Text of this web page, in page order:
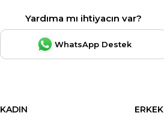
Yardıma mı ihtiyacın var?
WhatsApp Destek
KADIN
ERKEK